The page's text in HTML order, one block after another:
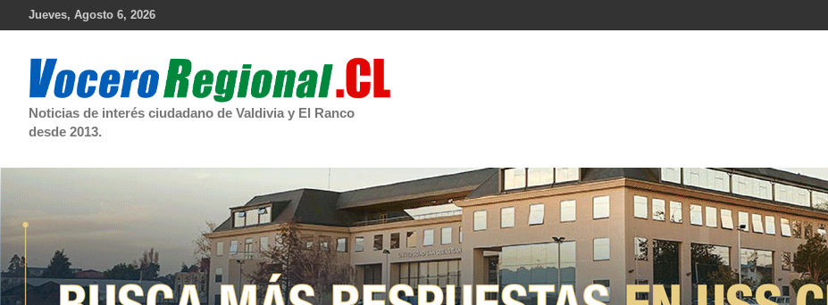
Jueves, Agosto 6, 2026
Noticias de interés ciudadano de Valdivia y El Ranco
desde 2013.